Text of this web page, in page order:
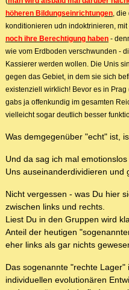
höheren Bildungseinrichtungen ,
konditionieren udn indoktrinieren,
noch ihre Berechtigung haben -
wie vom Erdboden verschwunden -
Kassierer werden wollen. Die Unis
gegen das Gebiet, in dem sie sich
existenziell wirklich! Bevor es in
gabs ja offenkundig im gesamten
vielleicht sogar deutlich besser
Was demgegenüber "echt" ist,
Und da sag ich mal
Uns auseinanderdividieren
Nicht vergessen - was Du hier
zwischen links und rechts.
Liest Du in den Gruppen wird
Anteil der heutigen
eher links als gar nichts
Das sogenannte "rechte
individuellen evolutionären